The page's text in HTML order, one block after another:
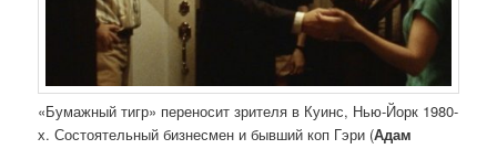
«Бумажный тигр» переносит зрителя в Куинс, Нью-Йорк 1980-
х. Состоятельный бизнесмен и бывший коп Гэри (Адам